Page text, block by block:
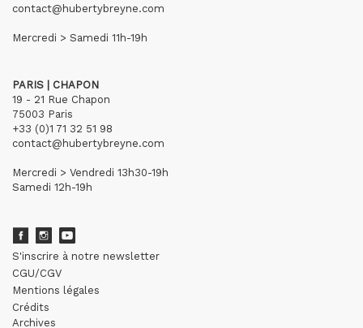
contact@hubertybreyne.com
Mercredi > Samedi 11h-19h
PARIS | CHAPON
19 - 21 Rue Chapon
75003 Paris
+33 (0)1 71 32 51 98
contact@hubertybreyne.com
Mercredi > Vendredi 13h30-19h
Samedi 12h-19h
S'inscrire à notre newsletter
CGU/CGV
Mentions légales
Crédits
Archives